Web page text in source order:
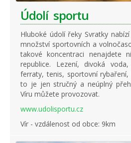
Údolí sportu
Hluboké údolí řeky Svratky
množství sportovních a
takové koncentraci nenajdete
republice. Lezení, divoká
ferraty, tenis, sportovní
to je jen stručný a neúplný
Víru můžete provozovat.
www.udolisportu.cz
Vír - vzdálenost od obce: 9km